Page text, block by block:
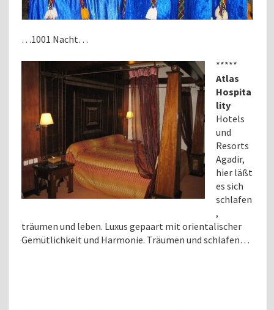
…1001 Nacht…
*****
Atlas
Hospita
lity
Hotels
und
Resorts
Agadir,
hier läßt
es sich
schlafen
,
träumen und leben. Luxus gepaart mit orientalischer
Gemütlichkeit und Harmonie. Träumen und schlafen…